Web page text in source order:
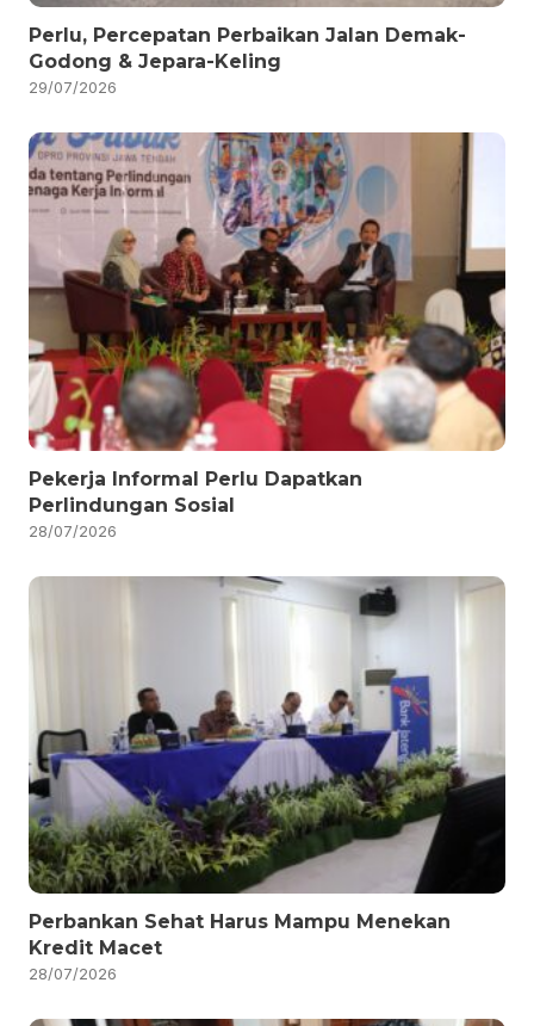
Perlu, Percepatan Perbaikan Jalan Demak-
Godong & Jepara-Keling
29/07/2026
Pekerja Informal Perlu Dapatkan
Perlindungan Sosial
28/07/2026
Perbankan Sehat Harus Mampu Menekan
Kredit Macet
28/07/2026